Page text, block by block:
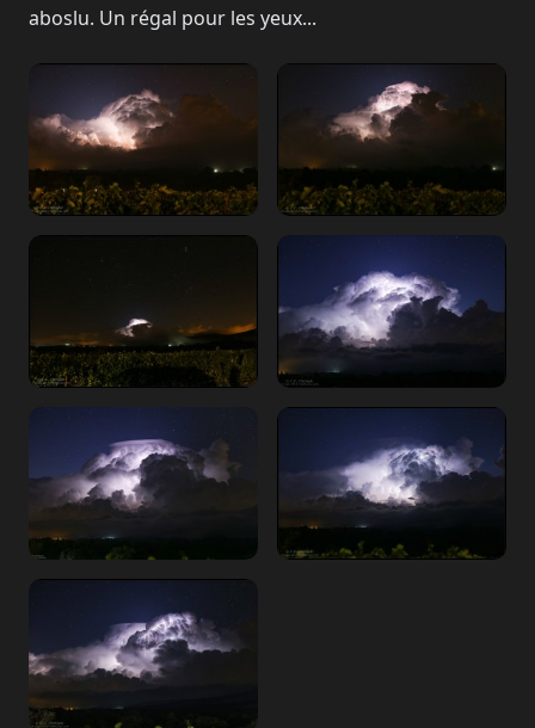
aboslu. Un régal pour les yeux...